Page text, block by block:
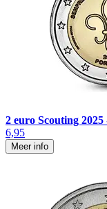
2 euro Scouting
6,95
Meer info